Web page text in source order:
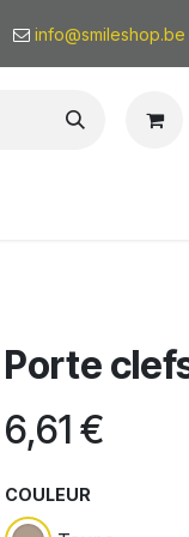
info@smileshop.be
Porte
6,61 €
COULEUR